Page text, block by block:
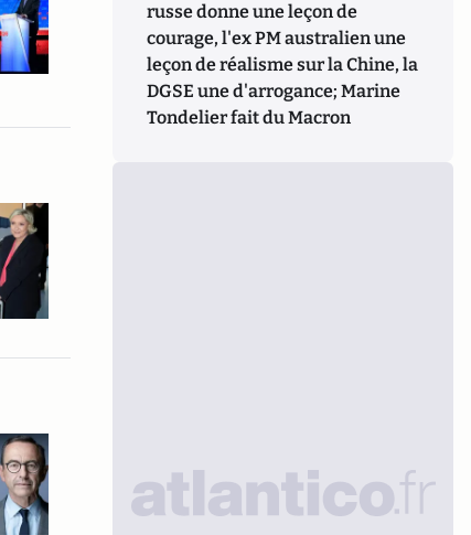
russe donne une leçon de
courage, l'ex PM australien une
leçon de réalisme sur la Chine, la
DGSE une d'arrogance; Marine
Tondelier fait du Macron